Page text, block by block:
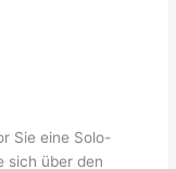
Sie eine Solo-
sich über den